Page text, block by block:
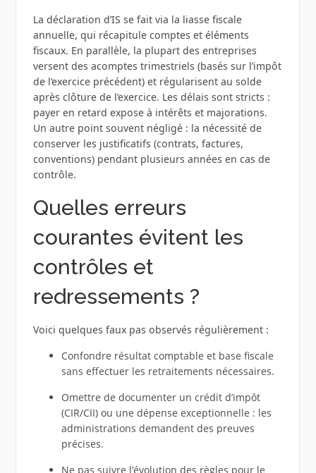
La déclaration d’IS se fait via la liasse fiscale
annuelle, qui récapitule comptes et éléments
fiscaux. En parallèle, la plupart des entreprises
versent des acomptes trimestriels (basés sur l’impôt
de l’exercice précédent) et régularisent au solde
après clôture de l’exercice. Les délais sont stricts :
payer en retard expose à intérêts et majorations.
Un autre point souvent négligé : la nécessité de
conserver les justificatifs (contrats, factures,
conventions) pendant plusieurs années en cas de
contrôle.
Quelles erreurs
courantes évitent les
contrôles et
redressements ?
Voici quelques faux pas observés régulièrement :
Confondre résultat comptable et base fiscale
sans effectuer les retraitements nécessaires.
Omettre de documenter un crédit d’impôt
(CIR/CII) ou une dépense exceptionnelle : les
administrations demandent des preuves
précises.
Ne pas suivre l’évolution des règles pour le